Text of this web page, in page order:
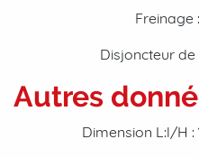
Freinage :
Disjoncteur
Autres
Dimension L:l/H :